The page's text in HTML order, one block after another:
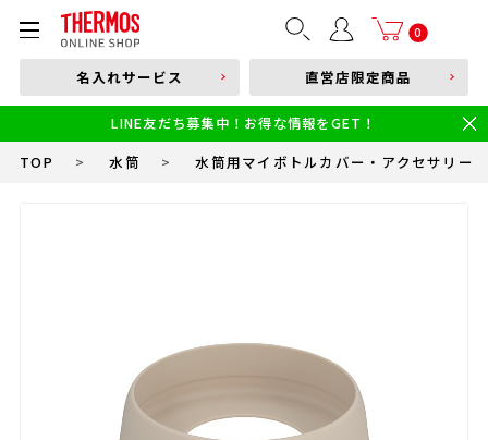
0
部品購入はこちら
本体品番やキーワードを入力
食洗機対応 新製品
幼児・園児向け水筒
小学生 低・中学年向け水筒
小学生 中・高学年向け水筒
名入れサービス 直営店限定商品
LINE友だち募集中！お得な情報をGET！
TOP > 水筒 > 水筒用マイボトルカバー・アクセサリー